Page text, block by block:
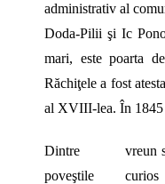
administrativ al
Doda-Pilii şi Ic
mari, este poarta
Răchiţele a fost
al XVIII-lea. În 1845
Dintre
poveştile
vreun